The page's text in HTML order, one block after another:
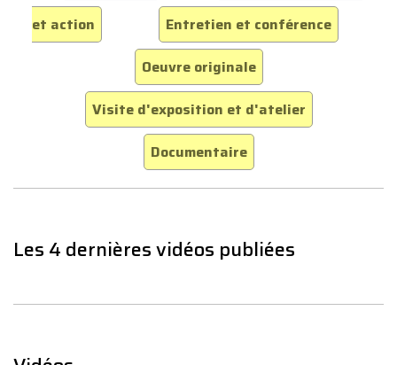
et action
Entretien et conférence
Oeuvre originale
Visite d'exposition et d'atelier
Documentaire
Les 4 dernières vidéos publiées